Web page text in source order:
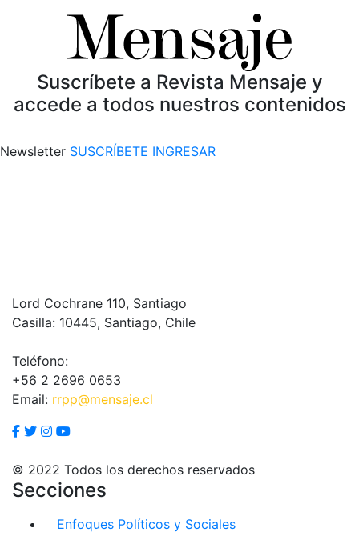
Suscríbete a Revista Mensaje y
accede a todos nuestros contenidos
Newsletter SUSCRÍBETE INGRESAR
Lord Cochrane 110, Santiago
Casilla: 10445, Santiago, Chile
Teléfono:
+56 2 2696 0653
Email: rrpp@mensaje.cl
© 2022 Todos los derechos reservados
Secciones
Enfoques Políticos y Sociales